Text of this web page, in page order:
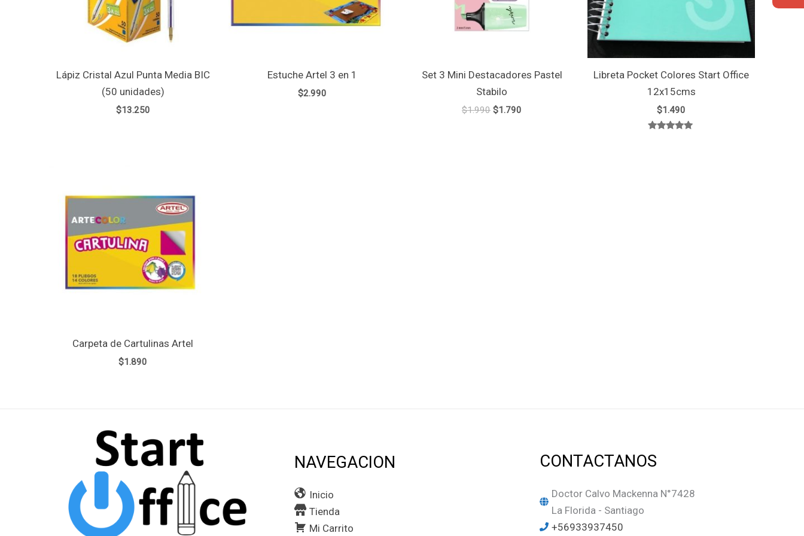
Lápiz Cristal Azul Punta Media BIC
(50 unidades)
$13.250
Estuche Artel 3 en 1
$2.990
Set 3 Mini Destacadores Pastel
Stabilo
$1.990 $1.790
Libreta Pocket Colores Start Office
12x15cms
$1.490
Carpeta de Cartulinas Artel
$1.890
NAVEGACION
Inicio
Tienda
Mi Carrito
CONTACTANOS
Doctor Calvo Mackenna N°7428
La Florida - Santiago
+56933937450